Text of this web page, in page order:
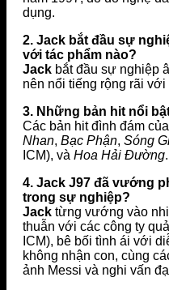
dụng.
2. Jack bắt đầu sự
với tác phẩm nào?
Jack bắt đầu sự nghiệp
nên nổi tiếng rộng rãi với
3. Những bản hit nổi
Các bản hit đình đám của
Nhan, Bạc Phận, Sóng
ICM), và Hoa Hải Đường.
4. Jack J97 đã vướng
trong sự nghiệp?
Jack từng vướng vào
thuẫn với các công ty
ICM), bê bối tình ái với
không nhận con, cùng
ảnh Messi và nghi vấn